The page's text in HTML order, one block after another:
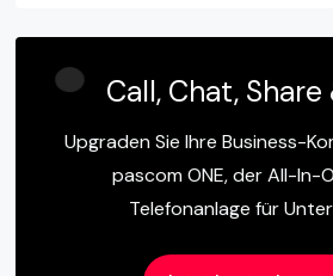
Call, Chat,
Upgraden Sie Ihre Business-
pascom ONE, der All-In-
Telefonanlage für